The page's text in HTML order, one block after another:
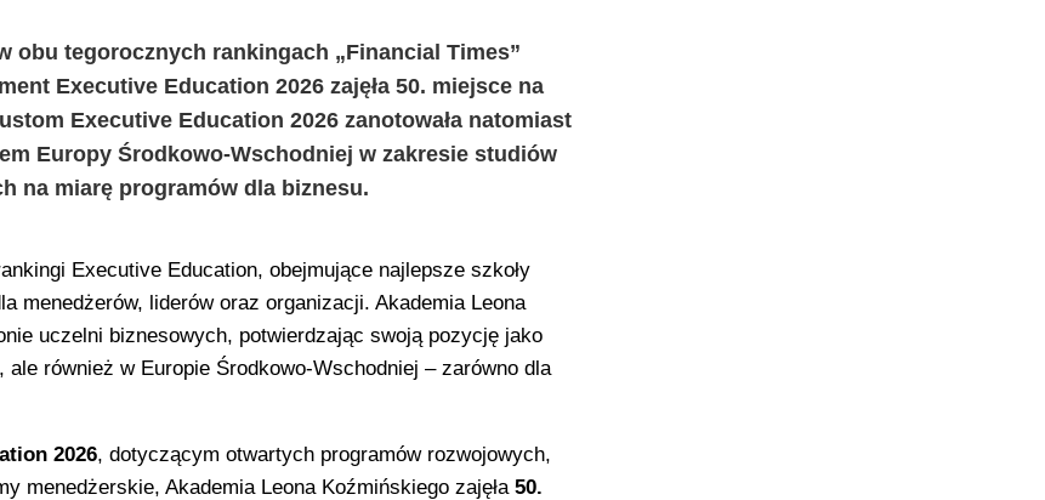
obu tegorocznych rankingach „Financial Times”
Executive Education 2026 zajęła 50. miejsce na
Executive Education 2026 zanotowała natomiast
Europy Środkowo-Wschodniej w zakresie studiów
na miarę programów dla biznesu.
Executive Education, obejmujące najlepsze szkoły
menedżerów, liderów oraz organizacji. Akademia Leona
uczelni biznesowych, potwierdzając swoją pozycję jako
również w Europie Środkowo-Wschodniej – zarówno dla
2026, dotyczącym otwartych programów rozwojowych,
menedżerskie, Akademia Leona Koźmińskiego zajęła 50.